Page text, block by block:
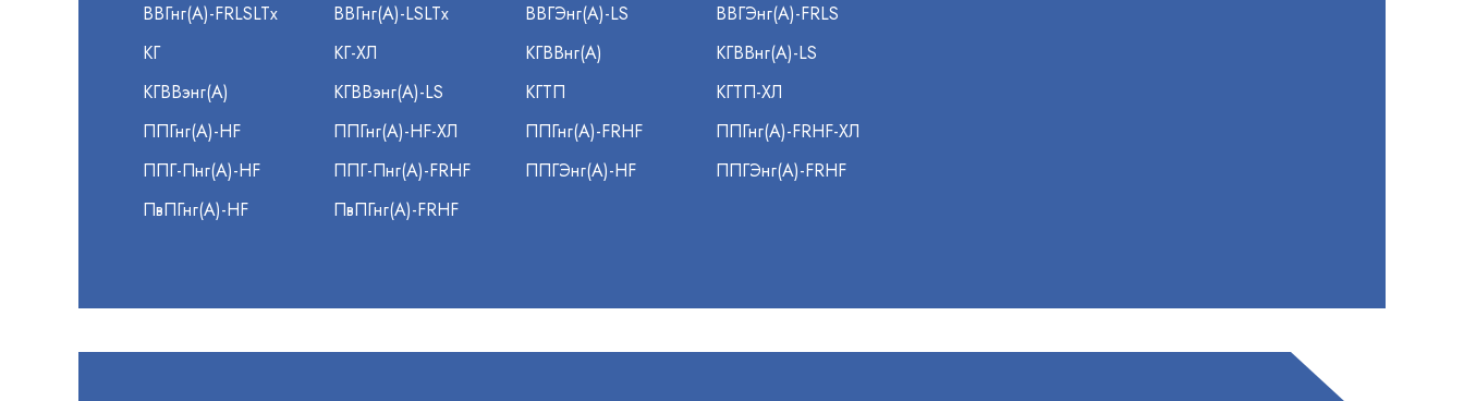
ВВГнг(А)-FRLSLTx
ВВГнг(А)-LSLTx ВВГЭнг(А)-LS
ВВГЭнг(А)-FRLS
КГ
КГ-ХЛ КГВВнг(А)
КГВВнг(А)-LS
КГВВэнг(А)
КГВВэнг(А)-LS КГТП
КГТП-ХЛ
ППГнг(А)-HF
ППГнг(А)-HF-ХЛ ППГнг(А)-FRHF
ППГнг(А)-FRHF-ХЛ
ППГ-Пнг(А)-HF
ППГ-Пнг(А)-FRHF ППГЭнг(А)-HF
ППГЭнг(А)-FRHF
ПвПГнг(А)-HF
ПвПГнг(А)-FRHF